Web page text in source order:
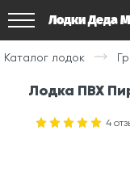
Лодки Деда
Каталог лодок
Лодка ПВХ
4